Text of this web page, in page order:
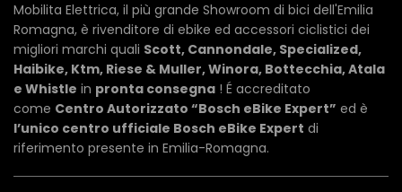
Mobilita Elettrica, il più grande Showroom di bici dell'Emilia
Romagna, è rivenditore di ebike ed accessori ciclistici dei
migliori marchi quali Scott, Cannondale, Specialized,
Haibike, Ktm, Riese & Muller, Winora, Bottecchia, Atala
e Whistle in pronta consegna ! É accreditato
come Centro Autorizzato “Bosch eBike Expert” ed è
l’unico centro ufficiale Bosch eBike Expert di
riferimento presente in Emilia-Romagna.